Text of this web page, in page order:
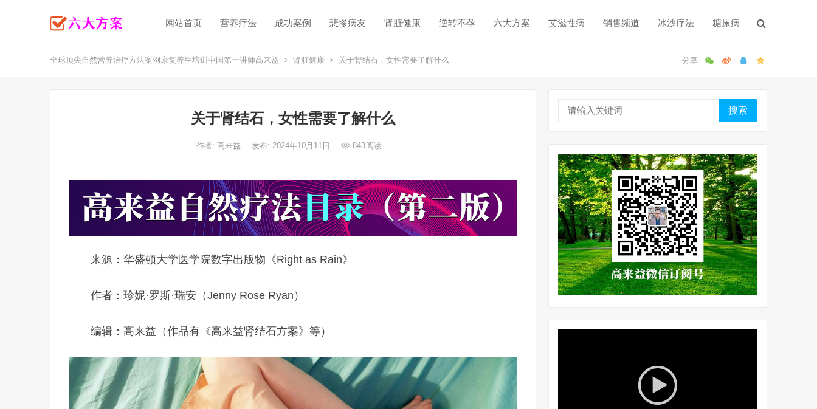
网站首页 营养疗法 成功案例 悲惨病友 肾脏健康 逆转不孕 六大方案 艾滋性病 销售频道 冰沙疗法 糖尿病
全球顶尖自然营养治疗方法案例康复养生培训中国第一讲师高来益 肾脏健康 关于肾结石，女性需要了解什么
关于肾结石，女性需要了解什么
作者: 高来益 发布: 2024年10月11日 843阅读
来源：华盛顿大学医学院数字出版物《Right as Rain》
作者：珍妮·罗斯·瑞安（Jenny Rose Ryan）
编辑：高来益（作品有《高来益肾结石方案》等）
搜索